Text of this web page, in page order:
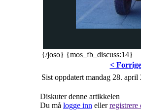
{/joso} {mos_fb_discuss:14}
< Forrige
Sist oppdatert mandag 28. april
Diskuter denne artikkelen
Du må logge inn ellerregistrere